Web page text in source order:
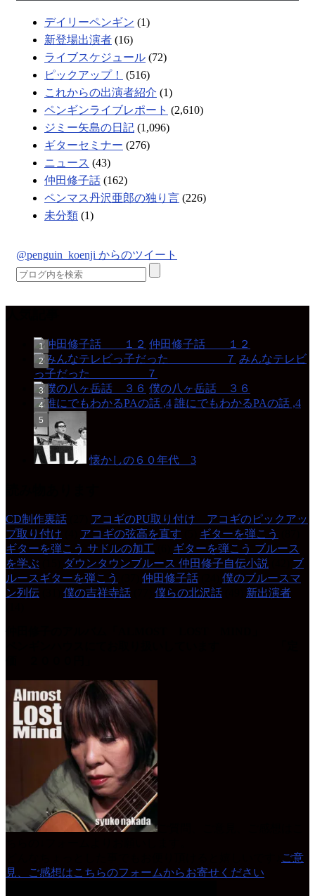
デイリーペンギン (1)
新登場出演者 (16)
ライブスケジュール (72)
ピックアップ！
(516)
これからの出演者紹介 (1)
ペンギンライブレポート (2,610)
ジミー矢島の日記 (1,096)
ギターセミナー (276)
ニュース (43)
仲田修子話 (162)
ペンマス丹沢亜郎の独り言 (226)
未分類 (1)
@penguin_koenji からのツイート
仲田修子話 １２
みんなテレビ
っ子だった ７
僕の八ヶ岳話 ３６
誰にでもわかるPAの話 ,4
懐かしの６０年代 3
CD制作裏話
アコギのPU取り付け アコギのピックアッ
プ取り付け
アコギの弦高を直す ギターを弾こう
ギターを弾こう サドルの加工
ギターを弾こう ブルース
を学ぶ
ダウンタウンブルース 仲田修子自伝小説
ブ
ルースギターを弾こう
仲田修子話
僕のブルースマ
ン列伝
僕の吉祥寺話 僕らの北沢話
新出演者
ご意
見、ご感想はこちらのフォームからお寄せください